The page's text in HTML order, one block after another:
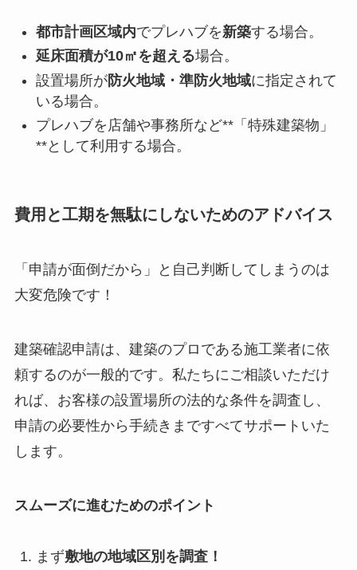
都市計画区域内でプレハブを新築する場合。
延床面積が10㎡を超える場合。
設置場所が防火地域・準防火地域に指定されて
いる場合。
プレハブを店舗や事務所など**「特殊建築物」
**として利用する場合。
費用と工期を無駄にしないためのアドバイス
「申請が面倒だから」と自己判断してしまうのは
大変危険です！
建築確認申請は、建築のプロである施工業者に依
頼するのが一般的です。私たちにご相談いただけ
れば、お客様の設置場所の法的な条件を調査し、
申請の必要性から手続きまですべてサポートいた
します。
スムーズに進むためのポイント
まず敷地の地域区別を調査！